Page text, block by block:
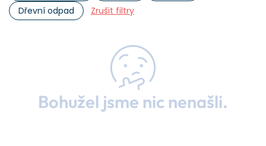
Dřevní odpad
Zrušit filtry
Bohužel jsme nic nenašli.